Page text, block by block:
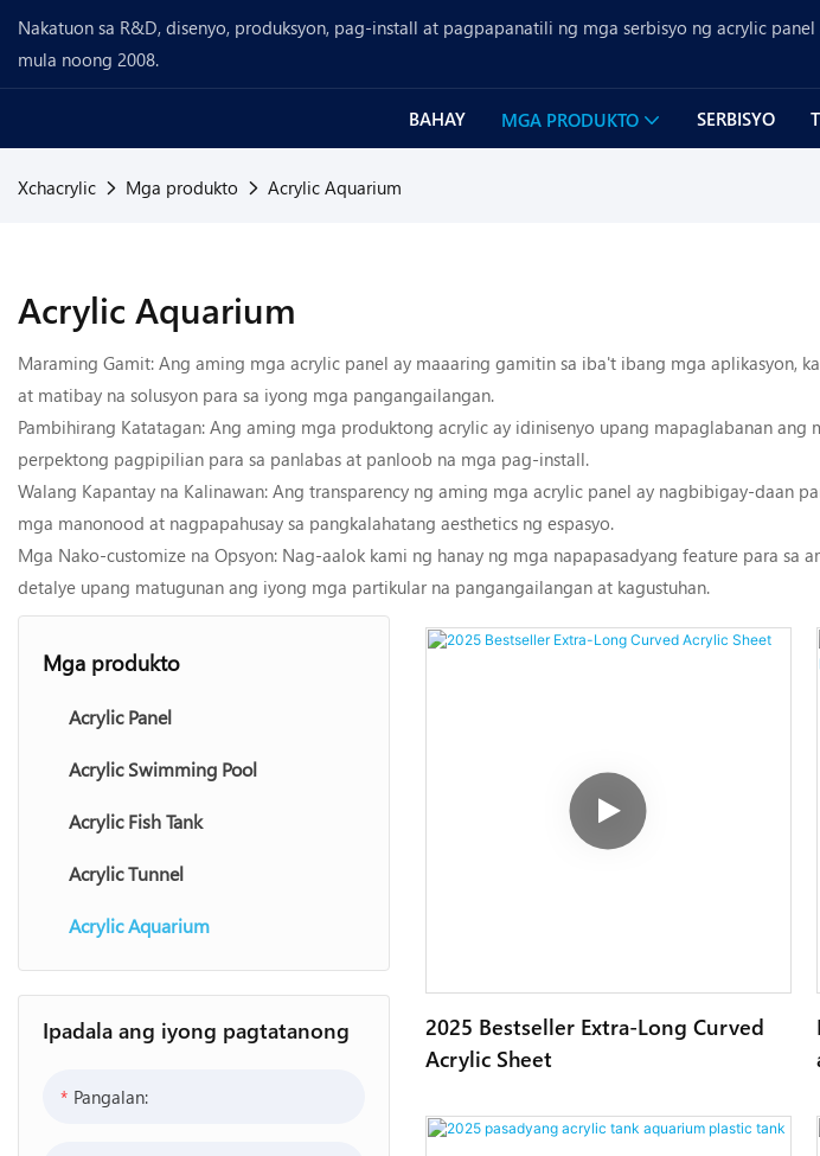
Nakatuon sa R&D, disenyo, produksyon, pag-install at pagpapanatili ng mga serbisyo ng acrylic
mula noong 2008.
BAHAY MGA PRODUKTO SERBISYO
Xchacrylic Mga produkto Acrylic Aquarium
Acrylic Aquarium
Maraming Gamit: Ang aming mga acrylic panel ay maaaring gamitin sa iba't ibang mga
at matibay na solusyon para sa iyong mga pangangailangan.
Pambihirang Katatagan: Ang aming mga produktong acrylic ay idinisenyo upang mapaglabanan
perpektong pagpipilian para sa panlabas at panloob na mga pag-install.
Walang Kapantay na Kalinawan: Ang transparency ng aming mga acrylic panel ay nagbibigay-daan
mga manonood at nagpapahusay sa pangkalahatang aesthetics ng espasyo.
Mga Nako-customize na Opsyon: Nag-aalok kami ng hanay ng mga napapasadyang feature para
detalye upang matugunan ang iyong mga partikular na pangangailangan at kagustuhan.
Mga produkto
Acrylic Panel
Acrylic Swimming Pool
Acrylic Fish Tank
Acrylic Tunnel
Acrylic Aquarium
Ipadala ang iyong pagtatanong
Pangalan:
2025 Bestseller Extra-Long Curved
Acrylic Sheet